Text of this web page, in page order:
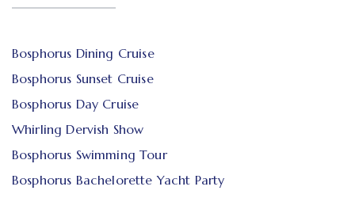
Bosphorus Dining Cruise
Bosphorus Sunset Cruise
Bosphorus Day Cruise
Whirling Dervish Show
Bosphorus Swimming Tour
Bosphorus Bachelorette Yacht Party